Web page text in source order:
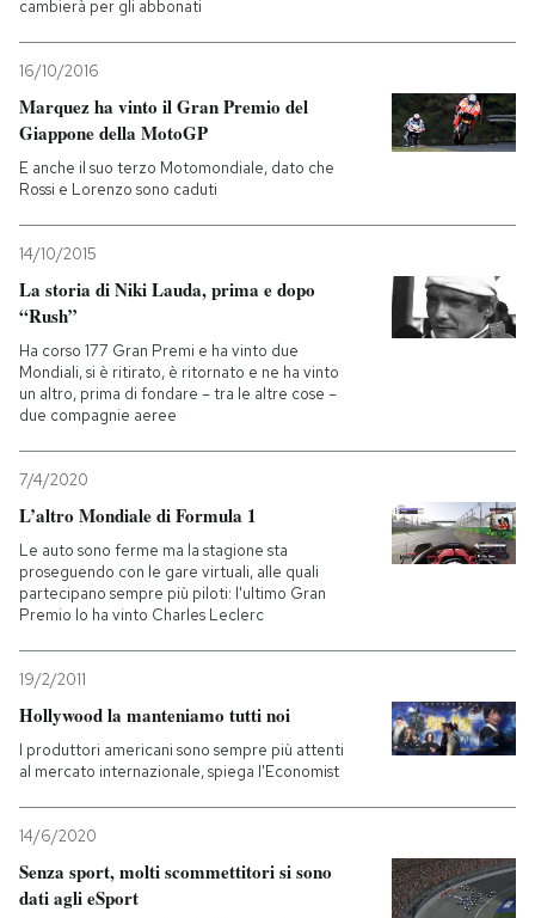
cambierà per gli abbonati
16/10/2016
Marquez ha vinto il Gran Premio del
Giappone della MotoGP
E anche il suo terzo Motomondiale, dato che
Rossi e Lorenzo sono caduti
14/10/2015
La storia di Niki Lauda, prima e dopo
“Rush”
Ha corso 177 Gran Premi e ha vinto due
Mondiali, si è ritirato, è ritornato e ne ha vinto
un altro, prima di fondare – tra le altre cose –
due compagnie aeree
7/4/2020
L’altro Mondiale di Formula 1
Le auto sono ferme ma la stagione sta
proseguendo con le gare virtuali, alle quali
partecipano sempre più piloti: l'ultimo Gran
Premio lo ha vinto Charles Leclerc
19/2/2011
Hollywood la manteniamo tutti noi
I produttori americani sono sempre più attenti
al mercato internazionale, spiega l'Economist
14/6/2020
Senza sport, molti scommettitori si sono
dati agli eSport